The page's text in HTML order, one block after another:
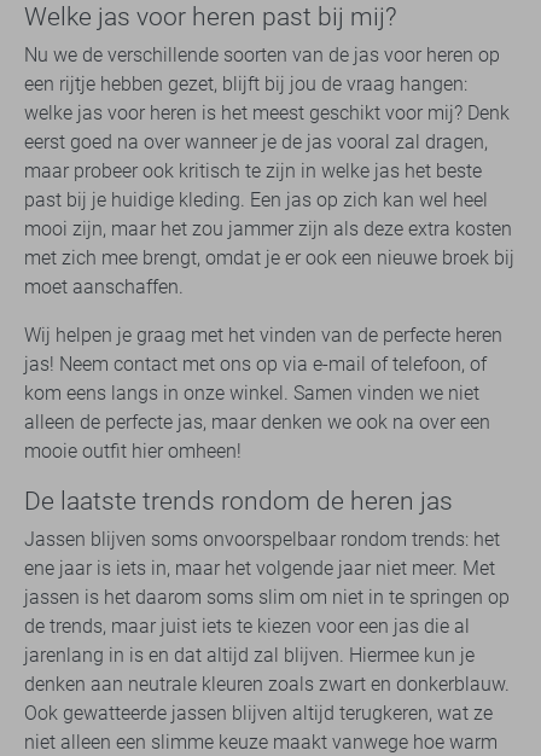
Welke jas voor heren past bij mij?
Nu we de verschillende soorten van de jas voor heren op
een rijtje hebben gezet, blijft bij jou de vraag hangen:
welke jas voor heren is het meest geschikt voor mij? Denk
eerst goed na over wanneer je de jas vooral zal dragen,
maar probeer ook kritisch te zijn in welke jas het beste
past bij je huidige kleding. Een jas op zich kan wel heel
mooi zijn, maar het zou jammer zijn als deze extra kosten
met zich mee brengt, omdat je er ook een nieuwe broek bij
moet aanschaffen.
Wij helpen je graag met het vinden van de perfecte heren
jas! Neem contact met ons op via e-mail of telefoon, of
kom eens langs in onze winkel. Samen vinden we niet
alleen de perfecte jas, maar denken we ook na over een
mooie outfit hier omheen!
De laatste trends rondom de heren jas
Jassen blijven soms onvoorspelbaar rondom trends: het
ene jaar is iets in, maar het volgende jaar niet meer. Met
jassen is het daarom soms slim om niet in te springen op
de trends, maar juist iets te kiezen voor een jas die al
jarenlang in is en dat altijd zal blijven. Hiermee kun je
denken aan neutrale kleuren zoals zwart en donkerblauw.
Ook gewatteerde jassen blijven altijd terugkeren, wat ze
niet alleen een slimme keuze maakt vanwege hoe warm